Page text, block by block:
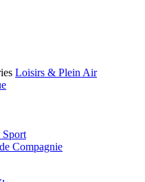
Loisirs & Plein Air
Sport
Compagnie